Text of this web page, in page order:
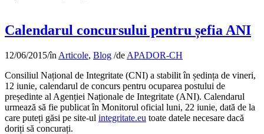
Calendarul concursului pentru șefia ANI
12/06/2015/în Articole, Blog /de APADOR-CH
Consiliul Național de Integritate (CNI) a stabilit în ședința de vineri,
12 iunie, calendarul de concurs pentru ocuparea postului de
președinte al Agenției Naționale de Integritate (ANI). Calendarul
urmează să fie publicat în Monitorul oficial luni, 22 iunie, dată de la
care puteți găsi pe site-ul integritate.eu toate datele necesare dacă
doriți să concurați.